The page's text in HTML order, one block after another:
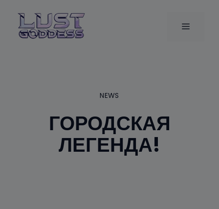
содержимому
МЕНЮ
NEWS
ГОРОДСКАЯ
ЛЕГЕНДА!